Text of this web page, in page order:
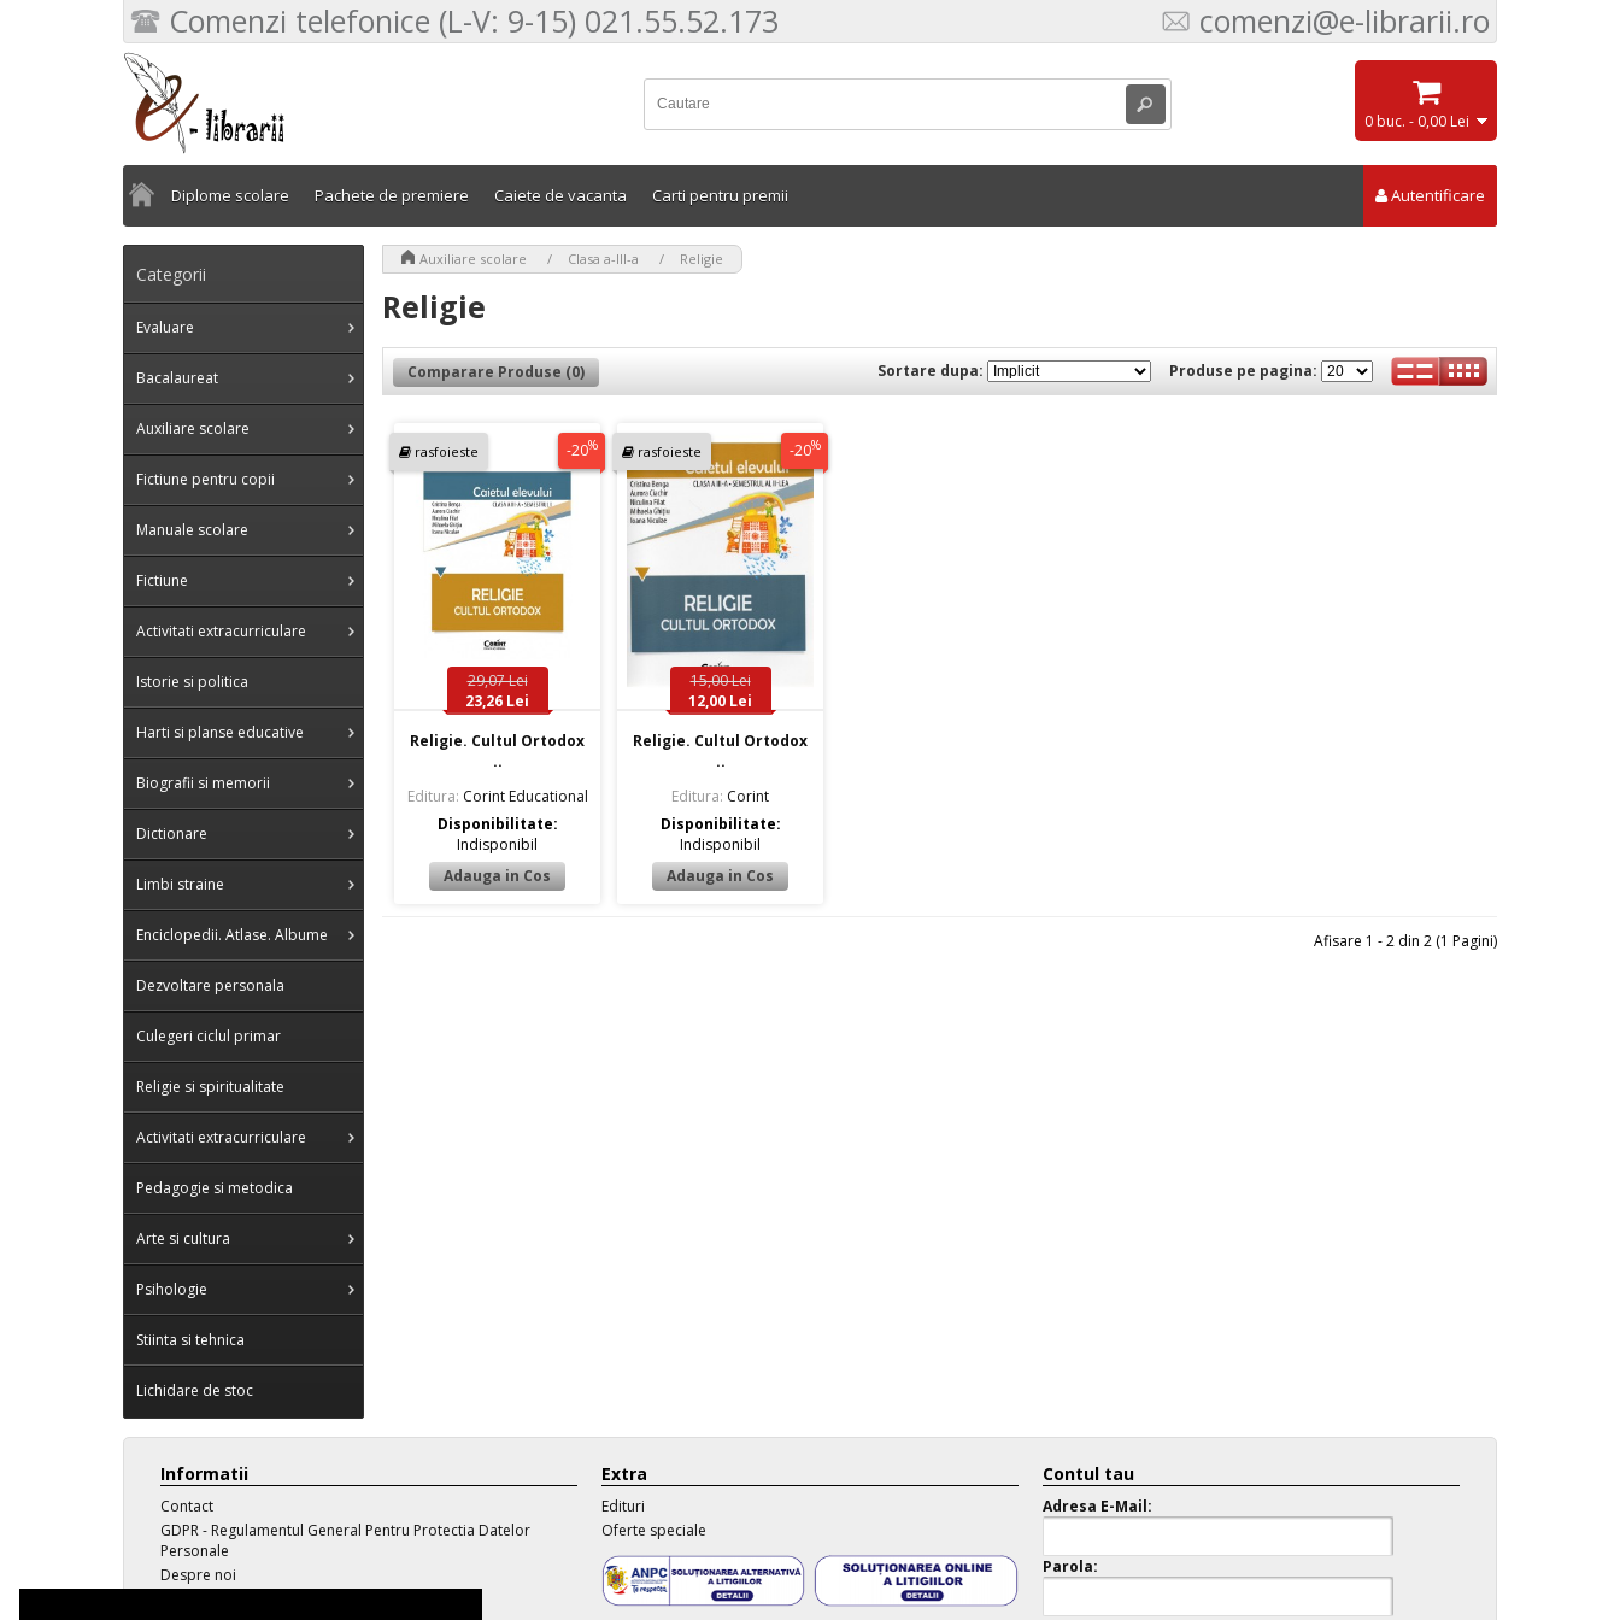
Comenzi telefonice (L-V: 9-15) 021.55.52.173 comenzi@e-librarii.ro
0 buc. - 0,00 Lei
Diplome scolare Pachete de premiere Caiete de vacanta Carti pentru premii Autentificare
Categorii
Evaluare
Bacalaureat
Auxiliare scolare
Fictiune pentru copii
Manuale scolare
Fictiune
Activitati extracurriculare
Istorie si politica
Harti si planse educative
Biografii si memorii
Dictionare
Limbi straine
Enciclopedii. Atlase. Albume
Dezvoltare personala
Culegeri ciclul primar
Religie si spiritualitate
Activitati extracurriculare
Pedagogie si metodica
Arte si cultura
Psihologie
Stiinta si tehnica
Lichidare de stoc
Auxiliare scolare Clasa a-III-a Religie
Religie
Comparare Produse (0) Produse pe pagina:
Sortare dupa:
rasfoieste -20%
29,07 Lei
23,26 Lei
Religie. Cultul Ortodox
..
Editura: Corint Educational
Disponibilitate:
Indisponibil
rasfoieste -20%
15,00 Lei
12,00 Lei
Religie. Cultul Ortodox
..
Editura: Corint
Disponibilitate:
Indisponibil
Afisare 1 - 2 din 2 (1 Pagini)
Informatii
Contact
GDPR - Regulamentul General Pentru Protectia Datelor
Personale
Despre noi
Extra
Edituri
Oferte speciale
Contul tau
Adresa E-Mail:
Parola: